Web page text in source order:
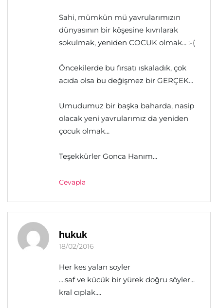
Sahi, mümkün mü yavrularımızın
dünyasının bir köşesine kıvrılarak
sokulmak, yeniden COCUK olmak... :-(
Öncekilerde bu fırsatı ıskaladık, çok
acıda olsa bu değişmez bir GERÇEK...
Umudumuz bir başka baharda, nasip
olacak yeni yavrularımız da yeniden
çocuk olmak...
Teşekkürler Gonca Hanım...
Cevapla
hukuk
18/02/2016
Her kes yalan soyler
....saf ve kücük bir yürek doğru söyler...
kral cıplak....